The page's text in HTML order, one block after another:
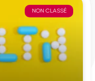
NON CLASSÉ